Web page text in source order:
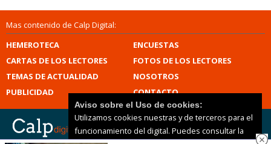
Mas contenido de Calp Digital:
HEMEROTECA
ENCUESTAS
CARTAS DE LOS LECTORES
FOTOS DE LOS LECTORES
TEMAS DE ACTUALIDAD
NOSOTROS
PUBLICIDAD
CONTACTO
Aviso sobre el Uso de cookies:
Utilizamos cookies nuestras y de terceros para el
funcionamiento del digital. Puedes consultar la